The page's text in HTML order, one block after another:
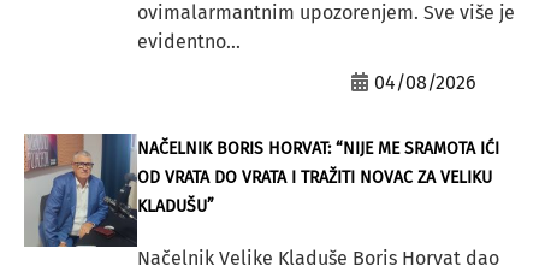
ovimalarmantnim upozorenjem. Sve više je
evidentno...
04/08/2026
NAČELNIK BORIS HORVAT: “NIJE ME SRAMOTA IĆI
OD VRATA DO VRATA I TRAŽITI NOVAC ZA VELIKU
KLADUŠU”
Načelnik Velike Kladuše Boris Horvat dao